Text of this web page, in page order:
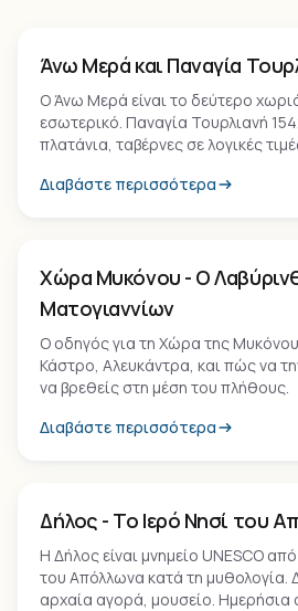
Άνω Μερά και Παναγία
Ο Άνω Μερά είναι το δεύτερο
εσωτερικό. Παναγία Τουρλιανή
πλατάνια, ταβέρνες σε λογικές
Διαβάστε περισσότερα
Οικισμός
Χώρα Μυκόνου - Ο
Ματογιαννίων
Ο οδηγός για τη Χώρα της
Κάστρο, Αλευκάντρα, και πώς να
να βρεθείς στη μέση του πλήθους.
Διαβάστε περισσότερα
Νησί
Δήλος - Το Ιερό Νησί του
Η Δήλος είναι μνημείο UNESCO
του Απόλλωνα κατά τη μυθολογία.
αρχαία αγορά, μουσείο.